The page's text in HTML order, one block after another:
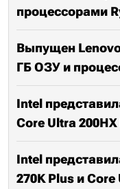
процессорами
Выпущен Lenovo
ГБ ОЗУ и
Intel
Core Ultra
Intel
270K Plus и Core